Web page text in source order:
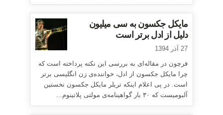
مایکل جکسون به سی میلیون
دلیل از ادل برتر است
27 آذر 1394
فرچون در مقاله‌ای به بررسی این نکته پرداخته است که
چرا مایکل جکسون از ادل، خواننده‌ی زن انگلیسی برتر
است. در پی اعلام اینکه تریلر مایکل جکسون نخستین
آلبومیست که ۳۰ بار گواهینامه‌ی مولتی پلاتینوم...